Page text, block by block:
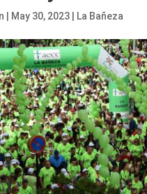
May 30, 2023| La Bañeza